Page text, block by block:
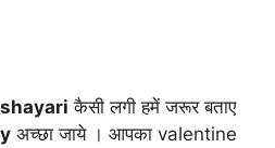
कैसी लगी हमें जरूर बताए
अच्छा जाये । आपका valentine